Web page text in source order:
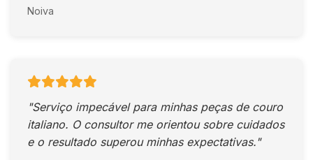
Noiva
"Serviço impecável para minhas peças de couro
italiano. O consultor me orientou sobre cuidados
e o resultado superou minhas expectativas."